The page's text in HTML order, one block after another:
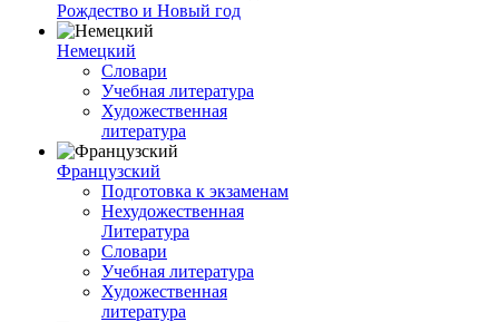
Рождество и Новый год
Немецкий
Словари
Учебная литература
Художественная
литература
Французский
Подготовка к экзаменам
Нехудожественная
Литература
Словари
Учебная литература
Художественная
литература